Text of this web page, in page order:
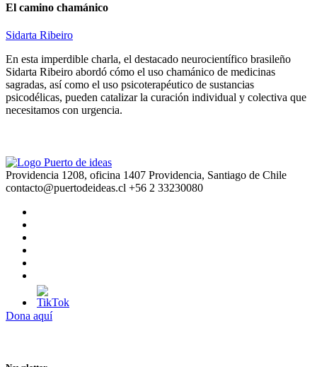
El camino chamánico
Sidarta Ribeiro
En esta imperdible charla, el destacado neurocientífico brasileño
Sidarta Ribeiro abordó cómo el uso chamánico de medicinas
sagradas, así como el uso psicoterapéutico de sustancias
psicodélicas, pueden catalizar la curación individual y colectiva que
necesitamos con urgencia.
Providencia 1208, oficina 1407 Providencia, Santiago de Chile
contacto@puertodeideas.cl +56 2 33230080
Dona aquí